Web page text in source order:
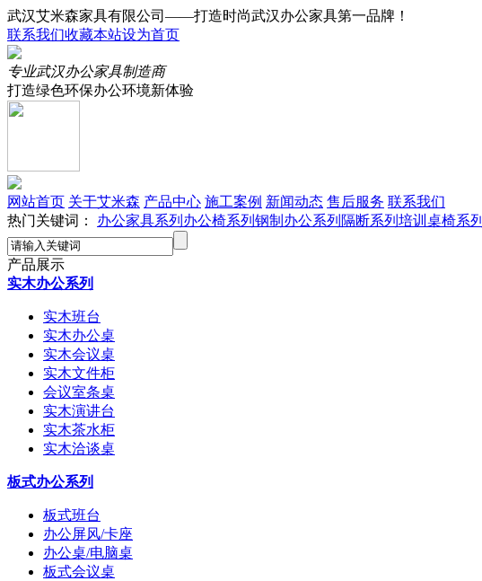
武汉艾米森家具有限公司——打造时尚武汉办公家具第一品牌！
联系我们收藏本站设为首页
专业武汉办公家具制造商
打造绿色环保办公环境新体验
网站首页 关于艾米森 产品中心 施工案例 新闻动态 售后服务 联系我们
热门关键词： 办公家具系列 办公椅系列 钢制办公系列 隔断系列 培训桌椅系列
产品展示
实木办公系列
实木班台
实木办公桌
实木会议桌
实木文件柜
会议室条桌
实木演讲台
实木茶水柜
实木洽谈桌
板式办公系列
板式班台
办公屏风/卡座
办公桌/电脑桌
板式会议桌